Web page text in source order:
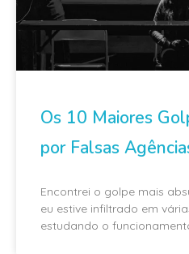
Os 10 Maiores
por Falsas
Encontrei o golpe mais
eu estive infiltrado em
estudando o